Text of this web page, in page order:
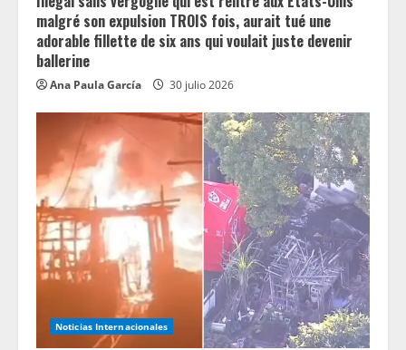
malgré son expulsion TROIS fois, aurait tué une
adorable fillette de six ans qui voulait juste devenir
ballerine
Ana Paula García 30 julio 2026
Noticias Internacionales